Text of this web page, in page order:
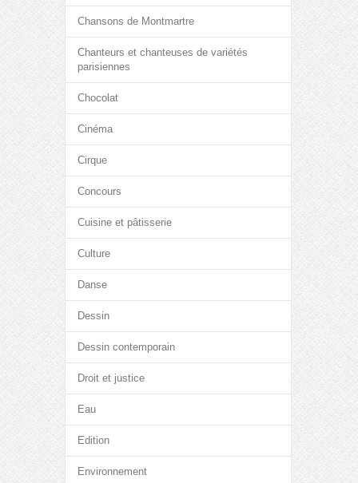
Chansons de Montmartre
Chanteurs et chanteuses de variétés
parisiennes
Chocolat
Cinéma
Cirque
Concours
Cuisine et pâtisserie
Culture
Danse
Dessin
Dessin contemporain
Droit et justice
Eau
Edition
Environnement